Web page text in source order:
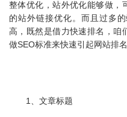
整体优化，站外优化能够做，
的站外链接优化。而且过多
高，既然是借力快速排名，咱
做SEO标准来快速引起网站排名
1、文章标题